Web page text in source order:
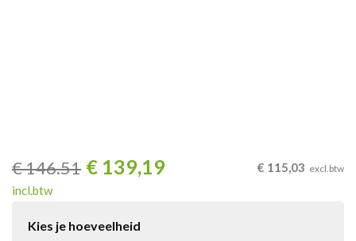
€146.51 € 139,19
incl.btw
€ 115,03 excl.btw
Kies je hoeveelheid